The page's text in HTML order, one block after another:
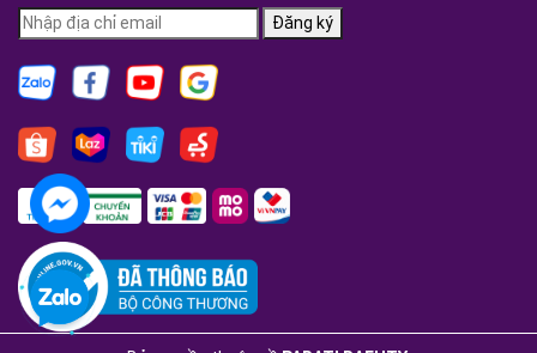
Đăng ký